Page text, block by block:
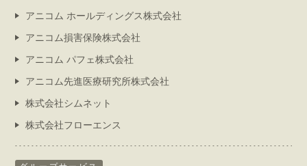
アニコム ホールディングス株式会社
アニコム損害保険株式会社
アニコム パフェ株式会社
アニコム先進医療研究所株式会社
株式会社シムネット
株式会社フローエンス